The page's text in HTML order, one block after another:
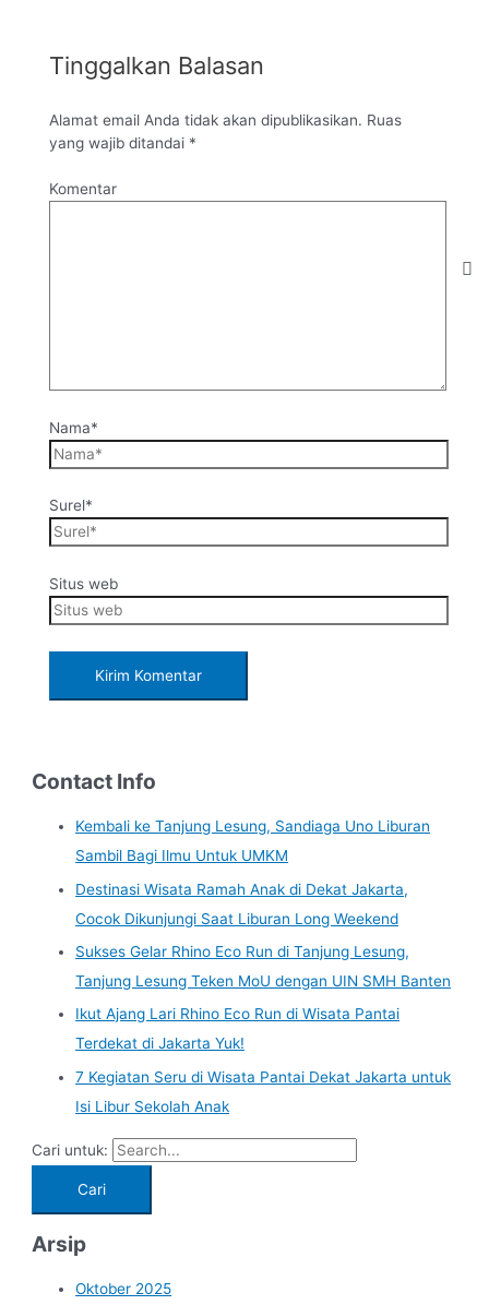
Tinggalkan Balasan
Alamat email Anda tidak akan dipublikasikan. Ruas
yang wajib ditandai *
Komentar
Nama*
Surel*
Situs web
Contact Info
Kembali ke Tanjung Lesung, Sandiaga Uno Liburan
Sambil Bagi Ilmu Untuk UMKM
Destinasi Wisata Ramah Anak di Dekat Jakarta,
Cocok Dikunjungi Saat Liburan Long Weekend
Sukses Gelar Rhino Eco Run di Tanjung Lesung,
Tanjung Lesung Teken MoU dengan UIN SMH Banten
Ikut Ajang Lari Rhino Eco Run di Wisata Pantai
Terdekat di Jakarta Yuk!
7 Kegiatan Seru di Wisata Pantai Dekat Jakarta untuk
Isi Libur Sekolah Anak
Cari untuk:
Arsip
Oktober 2025